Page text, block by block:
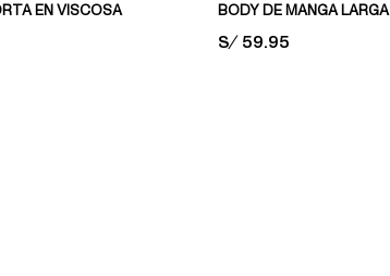
EN VISCOSA BODY DE MANGA LARGA
PRICE:
S/ 59.95